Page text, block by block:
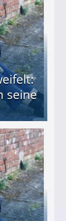
seine